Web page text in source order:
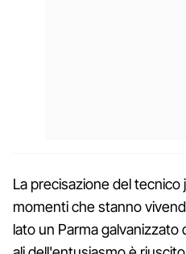
La precisazione del
momenti che stanno
lato un Parma galvanizzato